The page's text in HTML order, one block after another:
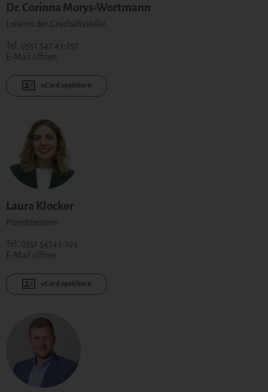
Dr. Corinna Morys-Wortmann
Leiterin der Geschäftsstelle
Tel. 0551 547 43-291
E-Mail öffnen
vCard speichern
Laura Klocker
Projektleiterin
Tel. 0551 54743-293
E-Mail öffnen
vCard speichern